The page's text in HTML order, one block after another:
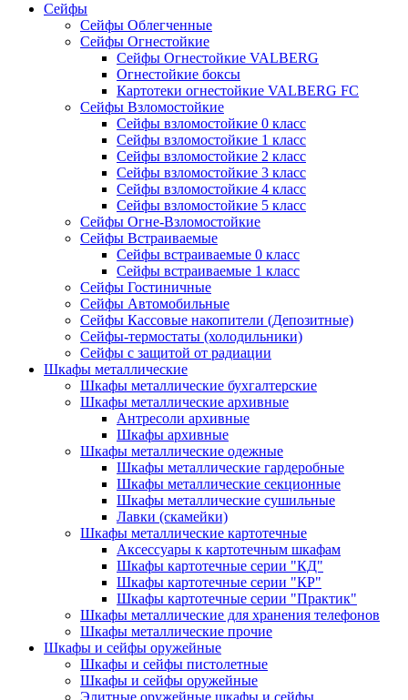
Сейфы
Сейфы Облегченные
Сейфы Огнестойкие
Сейфы Огнестойкие VALBERG
Огнестойкие боксы
Картотеки огнестойкие VALBERG FC
Сейфы Взломостойкие
Сейфы взломостойкие 0 класс
Сейфы взломостойкие 1 класс
Сейфы взломостойкие 2 класс
Сейфы взломостойкие 3 класс
Сейфы взломостойкие 4 класс
Сейфы взломостойкие 5 класс
Сейфы Огне-Взломостойкие
Сейфы Встраиваемые
Сейфы встраиваемые 0 класс
Сейфы встраиваемые 1 класс
Сейфы Гостиничные
Сейфы Автомобильные
Сейфы Кассовые накопители (Депозитные)
Сейфы-термостаты (холодильники)
Сейфы с защитой от радиации
Шкафы металлические
Шкафы металлические бухгалтерские
Шкафы металлические архивные
Антресоли архивные
Шкафы архивные
Шкафы металлические одежные
Шкафы металлические гардеробные
Шкафы металлические секционные
Шкафы металлические сушильные
Лавки (скамейки)
Шкафы металлические картотечные
Аксессуары к картотечным шкафам
Шкафы картотечные серии "КД"
Шкафы картотечные серии "КР"
Шкафы картотечные серии "Практик"
Шкафы металлические для хранения телефонов
Шкафы металлические прочие
Шкафы и сейфы оружейные
Шкафы и сейфы пистолетные
Шкафы и сейфы оружейные
Элитные оружейные шкафы и сейфы